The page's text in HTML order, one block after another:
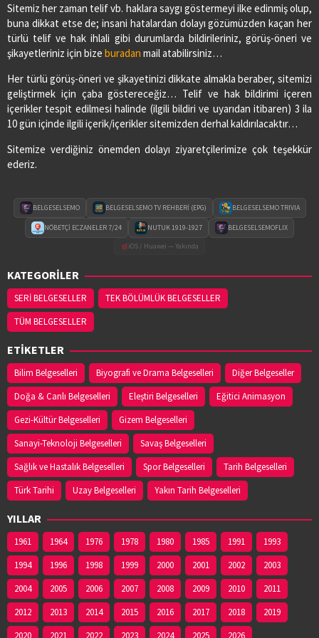
Sitemiz her zaman telif vb. haklara saygı göstermeyi ilke edinmiş olup,
buna dikkat etse de; insani hatalardan dolayı gözümüzden kaçan her
türlü telif ve hak ihlali gibi durumlarda bildirileriniz, görüş-öneri ve
şikayetleriniz için bize buradan mail atabilirsiniz…
Her türlü görüş-öneri ve şikayetinizi dikkate almakla beraber, sitemizi
geliştirmek için çaba göstereceğiz… Telif ve hak bildirimi içeren
içerikler tespit edilmesi halinde (ilgili bildiri ve uyarıdan itibaren) 3 ila
10 gün içinde ilgili içerik/içerikler sitemizden derhal kaldırılacaktır…
Sitemize verdiğiniz önemden dolayı ziyaretçilerimize çok teşekkür
ederiz.
BELGESELSEMO BELGESELSEMO TV REHBERİ (EPG) BELGESELSEMO TRIVIA
NÖBETÇİ ECZANELER 7/24 NUTUK 1919-1927
BELGESELSEMOFLIX
iOS / Huawei — Yakında
KATEGORİLER
SERİ BELGESELLER
TEK BÖLÜMLÜK BELGESELLER
TÜM BELGESELLER
ETİKETLER
Bilim Belgeselleri Biyografi ve Drama Belgeselleri
Diğer Belgeseller
Doğa & Canlı Belgeselleri
Eleştiri Belgeselleri
Eğitici Animasyon
Gezi-Kültür Belgeselleri
Gizem Belgeselleri
Sanayi-Teknoloji Belgeselleri
Savaş Belgeselleri
Sağlık ve Hastalık Belgeselleri
Spor Belgeselleri
Tarih Belgeselleri
Türk Tarihi
Uzay Belgeselleri Yakın Tarih Belgeselleri
YILLAR
1961 1964 1976 1978 1980 1985 1991
1993
1994
1996 1998 1999 2000 2001 2002
2003
2004
2005 2006 2007 2008 2009 2010
2011
2012
2013 2014 2015 2016 2017 2018
2019
2020
2021 2022 2023 2024 2025 2026